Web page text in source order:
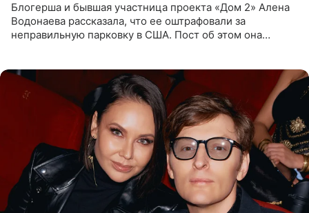
Блогерша и бывшая участница проекта «Дом 2» Алена
Водонаева рассказала, что ее оштрафовали за
неправильную парковку в США. Пост об этом она